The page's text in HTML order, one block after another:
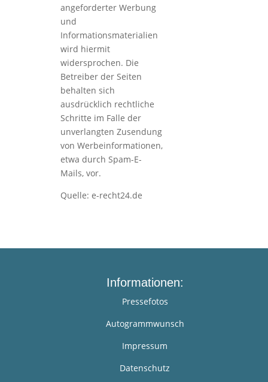
angeforderter Werbung
und
Informationsmaterialien
wird hiermit
widersprochen. Die
Betreiber der Seiten
behalten sich
ausdrücklich rechtliche
Schritte im Falle der
unverlangten Zusendung
von Werbeinformationen,
etwa durch Spam-E-
Mails, vor.
Quelle: e-recht24.de
Informationen:
Pressefotos
Autogrammwunsch
Impressum
Datenschutz